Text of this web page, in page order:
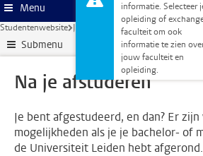
informatie. Selecteer
opleiding of
faculteit om ook
informatie te zien
jouw faculteit en
opleiding.
Menu
Studentenwebsite Je opleiding Afstuderen Na je
Submenu
Na je afstuderen
Je bent afgestudeerd, en dan? Er
mogelijkheden als je je bachelor- of
de Universiteit Leiden hebt afgerond.